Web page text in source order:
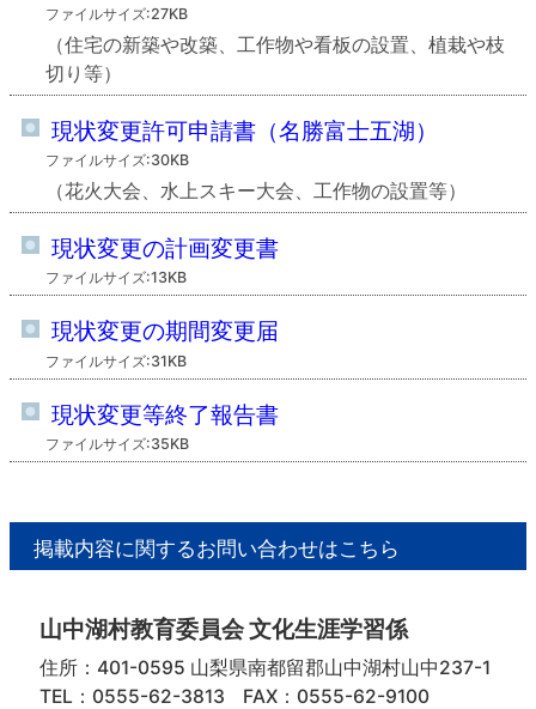
ファイルサイズ:27KB
（住宅の新築や改築、工作物や看板の設置、植栽や枝
切り等）
現状変更許可申請書（名勝富士五湖）
ファイルサイズ:30KB
（花火大会、水上スキー大会、工作物の設置等）
現状変更の計画変更書
ファイルサイズ:13KB
現状変更の期間変更届
ファイルサイズ:31KB
現状変更等終了報告書
ファイルサイズ:35KB
掲載内容に関するお問い合わせはこちら
山中湖村教育委員会 文化生涯学習係
住所：401-0595 山梨県南都留郡山中湖村山中237-1
TEL：0555-62-3813
FAX：0555-62-9100